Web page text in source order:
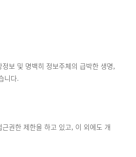
보 및 명백히 정보주체의 급박한 생명,
니다.
권한 제한을 하고 있고, 이 외에도 개